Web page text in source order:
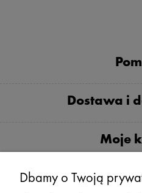
Dostawa i
Moje
Dbamy o Twoją